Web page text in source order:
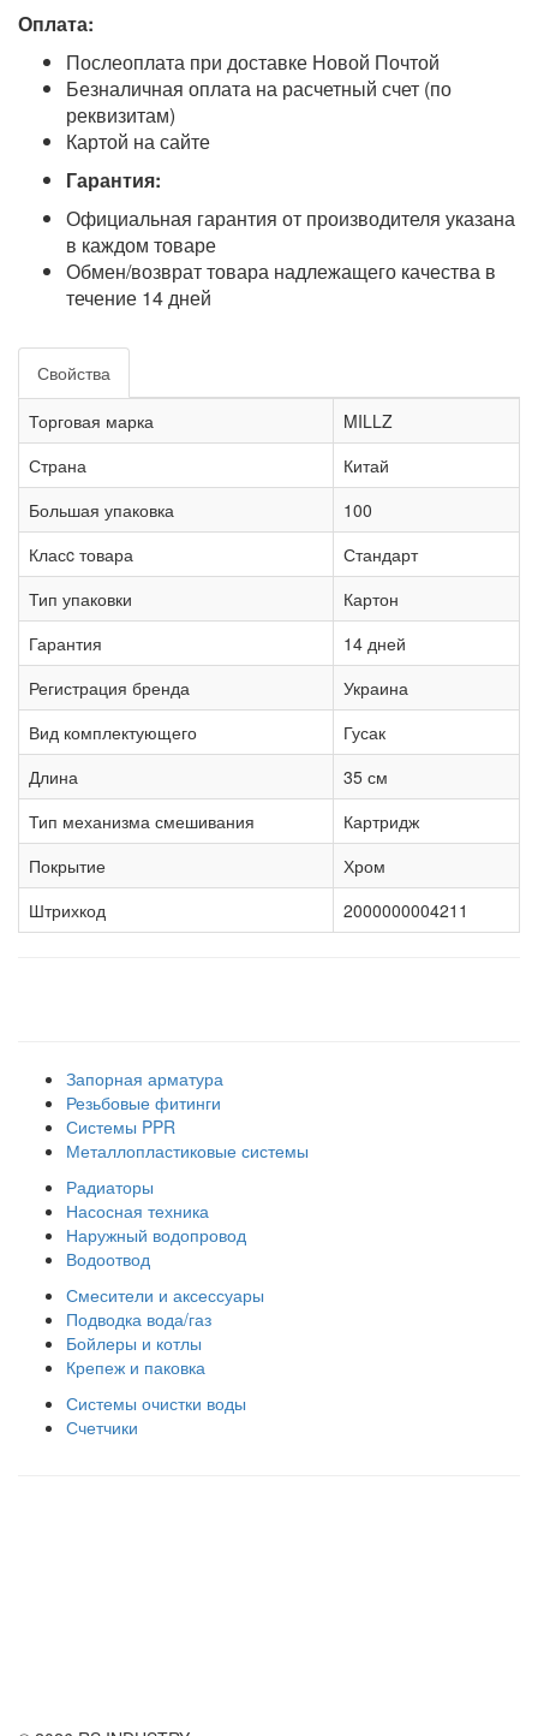
Оплата:
Послеоплата при доставке Новой Почтой
Безналичная оплата на расчетный счет (по
реквизитам)
Картой на сайте
Гарантия:
Официальная гарантия от производителя указана
в каждом товаре
Обмен/возврат товара надлежащего качества в
течение 14 дней
Свойства
Торговая марка
MILLZ
Страна
Китай
Большая упаковка
100
Класc товара
Стандарт
Тип упаковки
Картон
Гарантия
14 дней
Регистрация бренда
Украина
Вид комплектующего
Гусак
Длина
35 см
Тип механизма смешивания
Картридж
Покрытие
Хром
Штрихкод
2000000004211
Запорная арматура
Резьбовые фитинги
Системы PPR
Металлопластиковые системы
Радиаторы
Насосная техника
Наружный водопровод
Водоотвод
Смесители и аксессуары
Подводка вода/газ
Бойлеры и котлы
Крепеж и паковка
Системы очистки воды
Счетчики